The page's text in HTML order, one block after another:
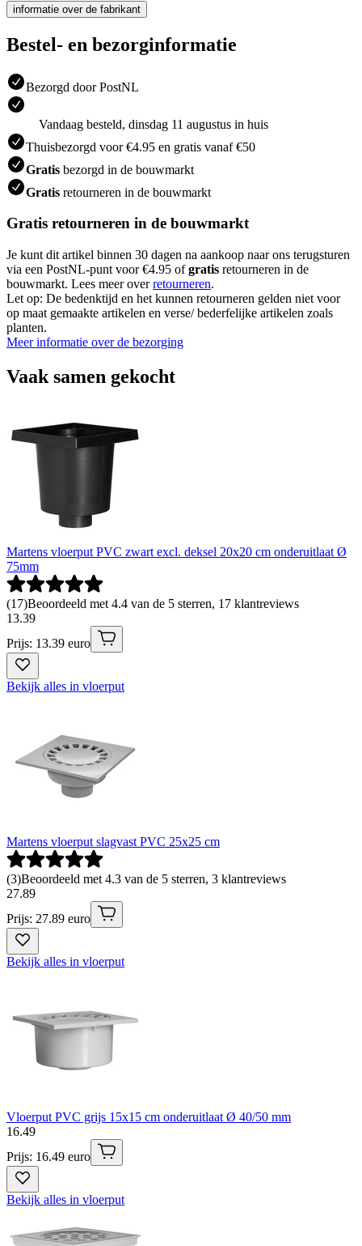
informatie over de fabrikant
Bestel- en bezorginformatie
Bezorgd door PostNL
Vandaag besteld, dinsdag 11 augustus in huis
Thuisbezorgd voor €4.95 en gratis vanaf €50
Gratis bezorgd in de bouwmarkt
Gratis retourneren in de bouwmarkt
Gratis retourneren in de bouwmarkt
Je kunt dit artikel binnen 30 dagen na aankoop naar ons terugsturen
via een PostNL-punt voor €4.95 ofgratis retourneren in de
bouwmarkt. Lees meer overretourneren.
Let op: De bedenktijd en het kunnen retourneren gelden niet voor
op maat gemaakte artikelen en verse/ bederfelijke artikelen zoals
planten.
Meer informatie over de bezorging
Vaak samen gekocht
Martens vloerput PVC zwart excl. deksel 20x20 cm onderuitlaat Ø
75mm
(17)Beoordeeld met 4.4 van de 5 sterren, 17 klantreviews
13.39
Prijs: 13.39 euro
Bekijk alles in vloerput
Martens vloerput slagvast PVC 25x25 cm
(3)Beoordeeld met 4.3 van de 5 sterren, 3 klantreviews
27.89
Prijs: 27.89 euro
Bekijk alles in vloerput
Vloerput PVC grijs 15x15 cm onderuitlaat Ø 40/50 mm
16.49
Prijs: 16.49 euro
Bekijk alles in vloerput